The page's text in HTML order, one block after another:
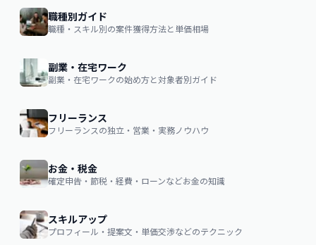
職種別ガイド
職種・スキル別の案件獲得方法と単価相場
副業・在宅ワーク
副業・在宅ワークの始め方と対象者別ガイド
フリーランス
フリーランスの独立・営業・実務ノウハウ
お金・税金
確定申告・節税・経費・ローンなどお金の知識
スキルアップ
プロフィール・提案文・単価交渉などのテクニック